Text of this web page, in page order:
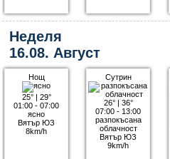
Неделя
16.08. Август
Нощ
25°| 29°
01:00 - 07:00
ясно
Вятър ЮЗ
8km/h
Сутрин
26°| 36°
07:00 - 13:00
разпокъсана
облачност
Вятър ЮЗ
9km/h